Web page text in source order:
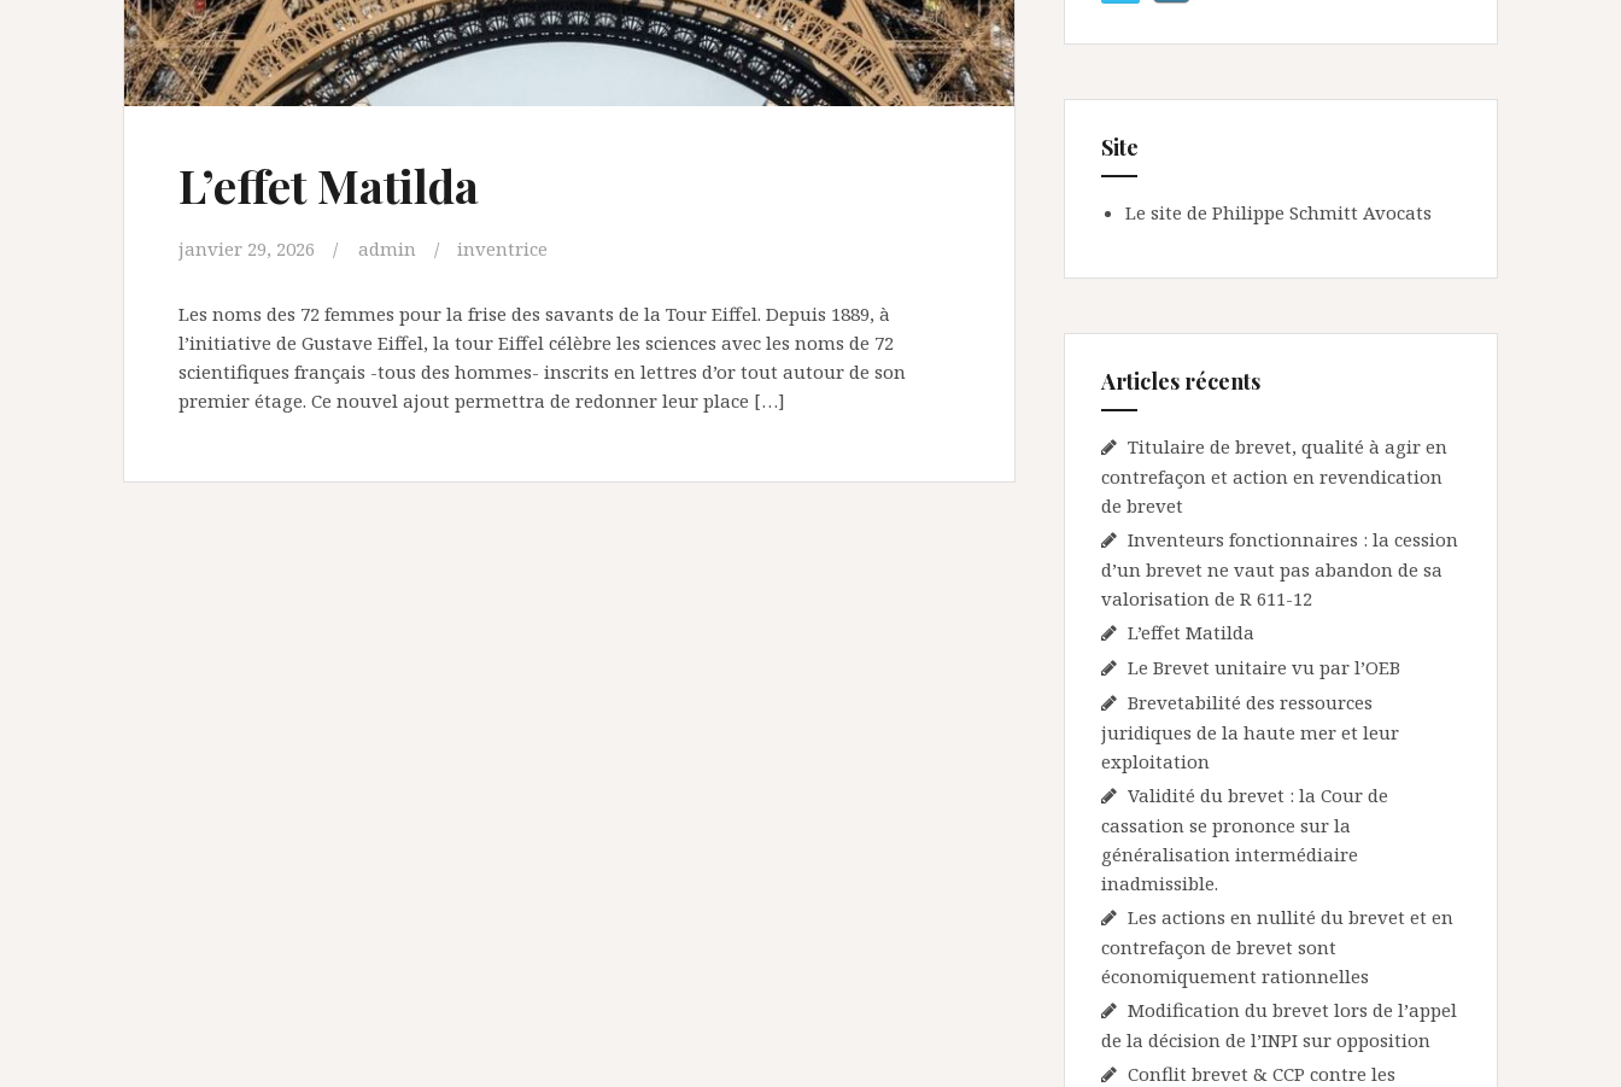
L’effet Matilda
janvier 29, 2026 admin inventrice
Les noms des 72 femmes pour la frise des savants de la Tour Eiffel. Depuis 1889, à
l’initiative de Gustave Eiffel, la tour Eiffel célèbre les sciences avec les noms de 72
scientifiques français -tous des hommes- inscrits en lettres d’or tout autour de son
premier étage. Ce nouvel ajout permettra de redonner leur place […]
Site
Le site de Philippe Schmitt Avocats
Articles récents
Titulaire de brevet, qualité à agir en
contrefaçon et action en revendication
de brevet
Inventeurs fonctionnaires : la cession
d’un brevet ne vaut pas abandon de sa
valorisation de R 611-12
L’effet Matilda
Le Brevet unitaire vu par l’OEB
Brevetabilité des ressources
juridiques de la haute mer et leur
exploitation
Validité du brevet : la Cour de
cassation se prononce sur la
généralisation intermédiaire
inadmissible.
Les actions en nullité du brevet et en
contrefaçon de brevet sont
économiquement rationnelles
Modification du brevet lors de l’appel
de la décision de l’INPI sur opposition
Conflit brevet & CCP contre les